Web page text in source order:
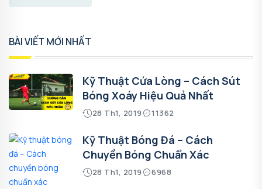
BÀI VIẾT MỚI NHẤT
Kỹ Thuật Cứa Lòng – Cách Sút
Bóng Xoáy Hiệu Quả Nhất
28 Th1, 2019 11362
Kỹ Thuật Bóng Đá – Cách
Chuyền Bóng Chuẩn Xác
28 Th1, 2019 6968